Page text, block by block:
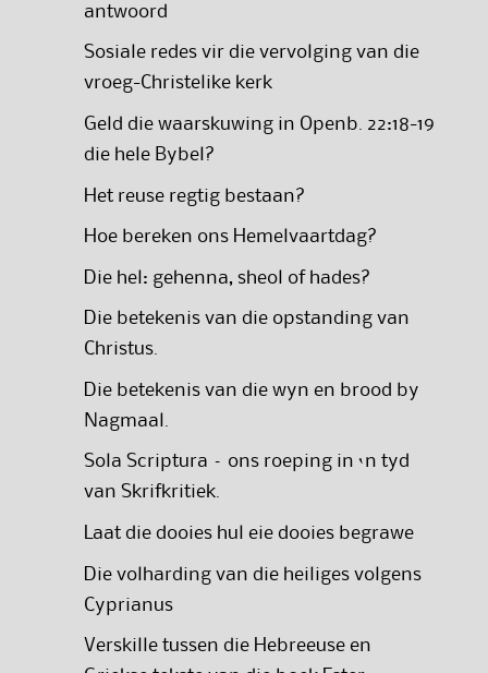
antwoord
Sosiale redes vir die vervolging van die
vroeg-Christelike kerk
Geld die waarskuwing in Openb. 22:18-19
die hele Bybel?
Het reuse regtig bestaan?
Hoe bereken ons Hemelvaartdag?
Die hel: gehenna, sheol of hades?
Die betekenis van die opstanding van
Christus.
Die betekenis van die wyn en brood by
Nagmaal.
Sola Scriptura – ons roeping in ‘n tyd
van Skrifkritiek.
Laat die dooies hul eie dooies begrawe
Die volharding van die heiliges volgens
Cyprianus
Verskille tussen die Hebreeuse en